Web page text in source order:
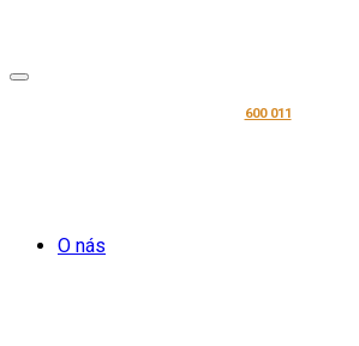
600 011
O nás